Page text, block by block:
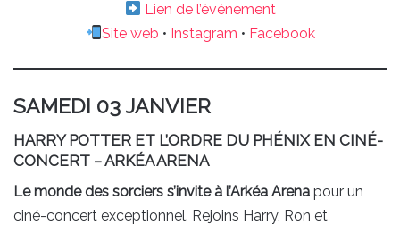
Lien de l’événement
Site web • Instagram • Facebook
SAMEDI 03 JANVIER
HARRY POTTER ET L’ORDRE DU PHÉNIX EN CINÉ-
CONCERT – ARKÉA ARENA
Le monde des sorciers s’invite à l’Arkéa Arena pour un
ciné-concert exceptionnel. Rejoins Harry, Ron et